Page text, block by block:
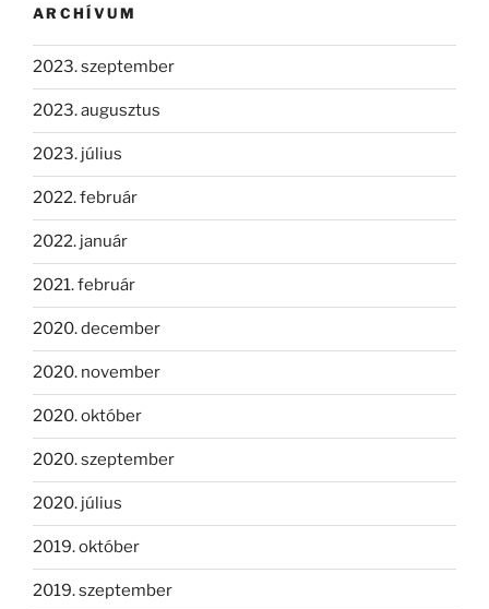
ARCHÍVUM
2023. szeptember
2023. augusztus
2023. július
2022. február
2022. január
2021. február
2020. december
2020. november
2020. október
2020. szeptember
2020. július
2019. október
2019. szeptember